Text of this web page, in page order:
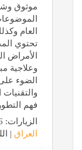
موثوق
العام
تحتوي
الأمراض
وعلاجية
الضوء
فهم
الزيارات: 396 | التقييم: 0 | المقيّمين: 0 | الدولة:
العراق |